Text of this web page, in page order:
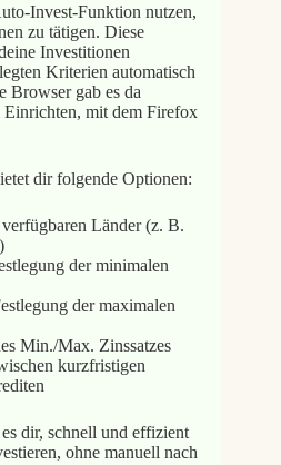
nutzen,
zu tätigen. Diese
Investitionen
Kriterien automatisch
Browser gab es da
Einrichten, mit dem Firefox
dir folgende Optionen:
Länder (z. B.
der minimalen
der maximalen
Min./Max. Zinssatzes
kurzfristigen
dir, schnell und effizient
ohne manuell nach